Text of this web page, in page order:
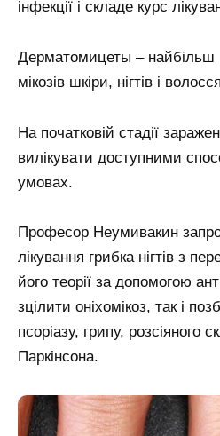
інфекції і складе курс
Дерматомицеты – найбільш
мікозів шкіри, нігтів і
На початковій стадії
вилікувати доступними
умовах.
Професор Неумивакин
лікування грибка нігтів з
його теорії за допомогою
зцілити оніхомікоз, так і
псоріазу, грипу, розсіяного
Паркінсона.